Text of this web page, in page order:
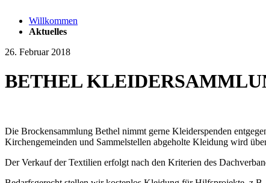
Willkommen
Aktuelles
26. Februar 2018
BETHEL
Die Brockensammlung Bethel nimmt gerne Kleiderspenden
Kirchengemeinden und Sammelstellen abgeholte Kleidung wird
Der Verkauf der Textilien erfolgt nach den Kriterien des